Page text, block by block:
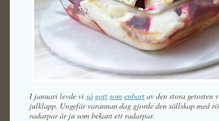
I januari levde viså gottsomenbartav den stora getosten
julklapp. Ungefär varannan dag gjorde den sällskap med
radarpar är ju som bekant ett radarpar.